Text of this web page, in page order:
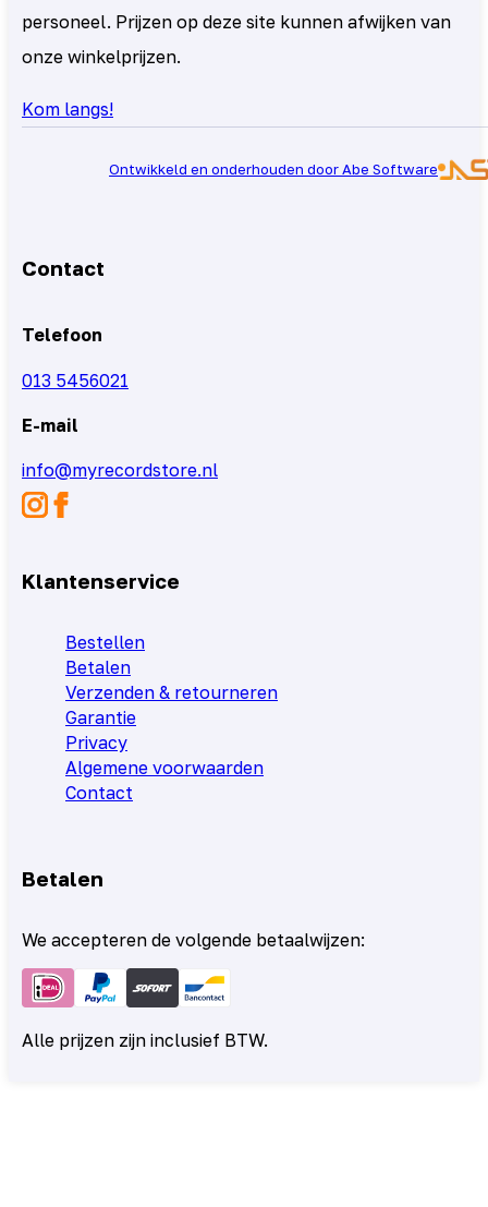
personeel. Prijzen op deze site kunnen afwijken van
onze winkelprijzen.
Kom langs!
Ontwikkeld en onderhouden door Abe Software
Contact
Telefoon
013 5456021
E-mail
info@myrecordstore.nl
Klantenservice
Bestellen
Betalen
Verzenden & retourneren
Garantie
Privacy
Algemene voorwaarden
Contact
Betalen
We accepteren de volgende betaalwijzen:
Alle prijzen zijn inclusief BTW.